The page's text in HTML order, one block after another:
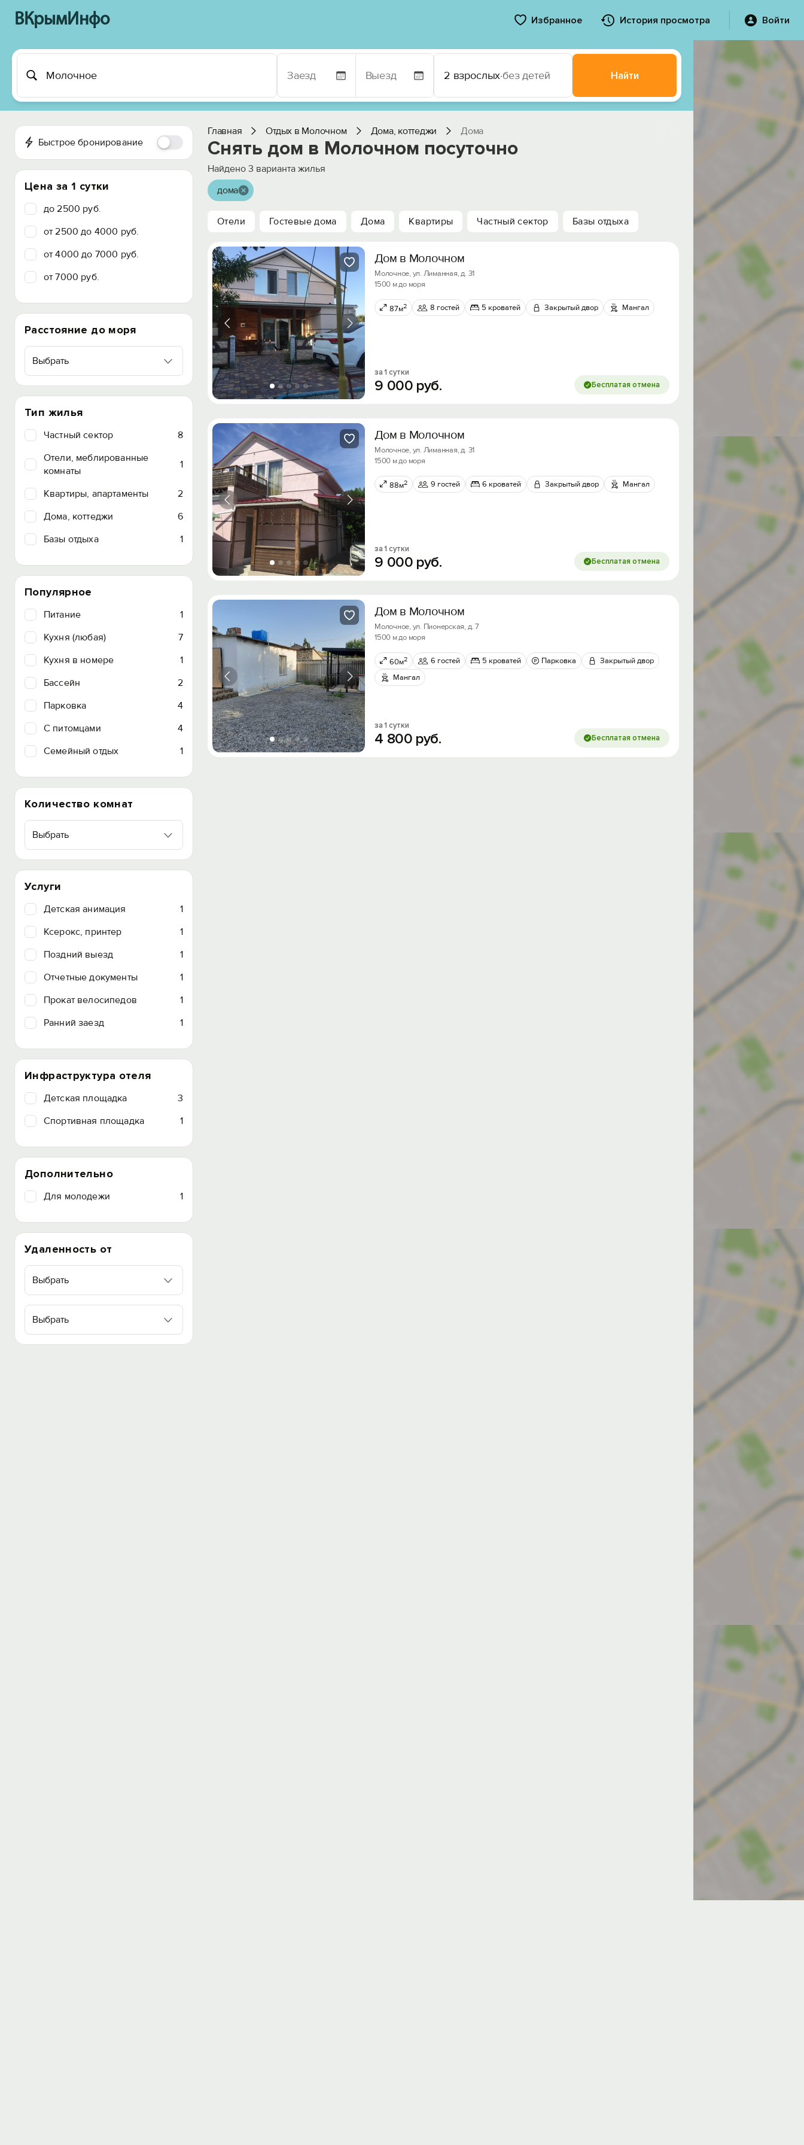
ВКрымИнфо Избранное История просмотра Войти
2 взрослых·без детей Найти
Быстрое бронирование
Цена за 1 сутки
до 2500 руб.
от 2500 до 4000 руб.
от 4000 до 7000 руб.
от 7000 руб.
Расстояние до моря
Выбрать
Тип жилья
Частный сектор
8
Отели, меблированные
комнаты
1
Квартиры, апартаменты
2
Дома, коттеджи
6
Базы отдыха
1
Популярное
Питание
1
Кухня (любая)
7
Кухня в номере
1
Бассейн
2
Парковка
4
C питомцами
4
Семейный отдых
1
Количество комнат
Выбрать
Услуги
Детская анимация
1
Ксерокс, принтер
1
Поздний выезд
1
Отчетные документы
1
Прокат велосипедов
1
Ранний заезд
1
Инфраструктура отеля
Детская площадка
3
Спортивная площадка
1
Дополнительно
Для молодежи 1
Удаленность от
Выбрать
Выбрать
Главная Отдых в Молочном Дома, коттеджи Дома
Снять дом в Молочном посуточно
Найдено 3 варианта жилья
дома
Отели Гостевые дома Дома Квартиры Частный сектор Базы отдыха
Дом в Молочном
Молочное, ул. Лиманная, д. 31
1500 м до моря
87м2 8 гостей 5 кроватей Закрытый двор Мангал
за 1 сутки
9 000 руб. Бесплатая отмена
Дом в Молочном
Молочное, ул. Лиманная, д. 31
1500 м до моря
88м2 9 гостей 6 кроватей Закрытый двор Мангал
за 1 сутки
9 000 руб. Бесплатая отмена
Дом в Молочном
Молочное, ул. Пионерская, д. 7
1500 м до моря
60м2 6 гостей 5 кроватей Парковка
Закрытый двор
Мангал
за 1 сутки
4 800 руб. Бесплатая отмена